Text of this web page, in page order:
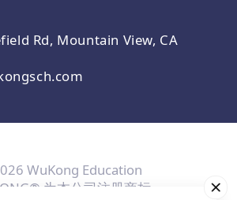
Rd, Mountain View, CA
WuKong Education
为本公司注册商标